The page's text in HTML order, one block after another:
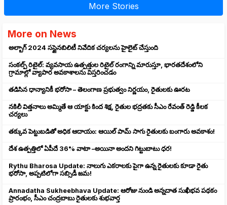
More Stories
More on News
అల్బాగ్ 2024 సస్టైనబిలిటీ నివేదిక చర్యలను హైలైట్ చేస్తుంది
సంకల్ప్ రిటైల్: వ్యవసాయ ఉత్పత్తుల రిటైల్ రంగాన్ని మారుస్తూ, భారతదేశంలోని
గ్రామాల్లో వ్యాపార అవకాశాలను విస్తరించడం
తడిసిన ధాన్యానికీ భరోసా – తెలంగాణ ప్రభుత్వం నిర్ణయం, రైతులకు ఊరట
నకిలీ విత్తనాలు అమ్మితే ఆ యాక్టు కింద శిక్ష, రైతుల భద్రతకు సీఎం రేవంత్ రెడ్డి కీలక
చర్యలు
తక్కువ పెట్టుబడితో అధిక ఆదాయం: ఆయిల్ పామ్ సాగు రైతులకు బంగారు అవకాశం!
దేశ ఉత్పత్తిలో ఏపీదే 36% వాటా –అయినా అందని గిట్టుబాటు ధర!
Rythu Bharosa Update: నాలుగు ఎకరాలకు పైగా ఉన్న రైతులకు కూడా రైతు
భరోసా, అప్పటిలోగా సబ్సిడీ జమ!
Annadatha Sukheebhava Update: ఆరోజు నుండి అన్నదాత సుఖీభవ పథకం
ప్రారంభం, సీఎం చంద్రబాబు రైతులకు శుభవార్త